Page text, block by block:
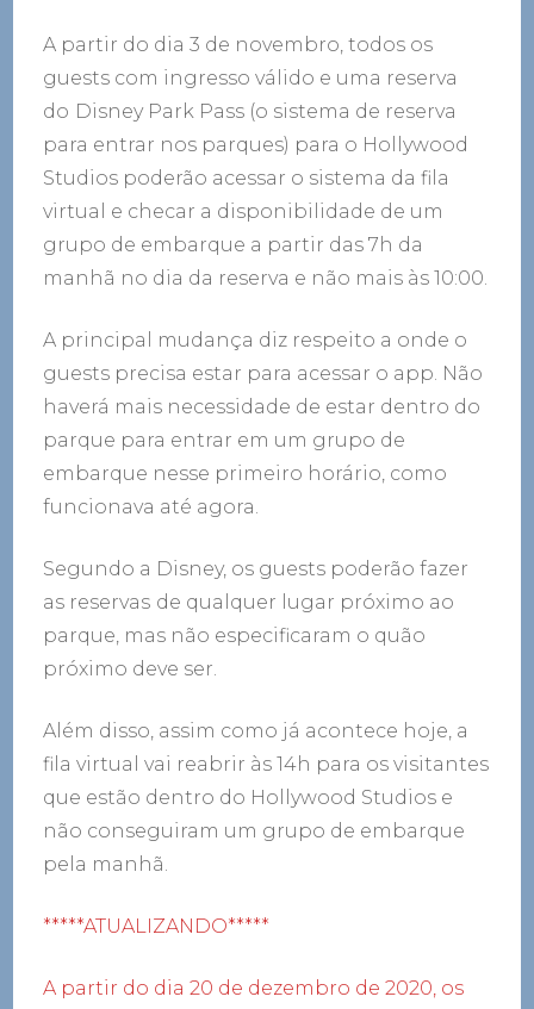
A partir do dia 3 de novembro, todos os
guests com ingresso válido e uma reserva
do Disney Park Pass (o sistema de reserva
para entrar nos parques) para o Hollywood
Studios poderão acessar o sistema da fila
virtual e checar a disponibilidade de um
grupo de embarque a partir das 7h da
manhã no dia da reserva e não mais às 10:00.
A principal mudança diz respeito a onde o
guests precisa estar para acessar o app. Não
haverá mais necessidade de estar dentro do
parque para entrar em um grupo de
embarque nesse primeiro horário, como
funcionava até agora.
Segundo a Disney, os guests poderão fazer
as reservas de qualquer lugar próximo ao
parque, mas não especificaram o quão
próximo deve ser.
Além disso, assim como já acontece hoje, a
fila virtual vai reabrir às 14h para os visitantes
que estão dentro do Hollywood Studios e
não conseguiram um grupo de embarque
pela manhã.
*****ATUALIZANDO*****
A partir do dia 20 de dezembro de 2020, os